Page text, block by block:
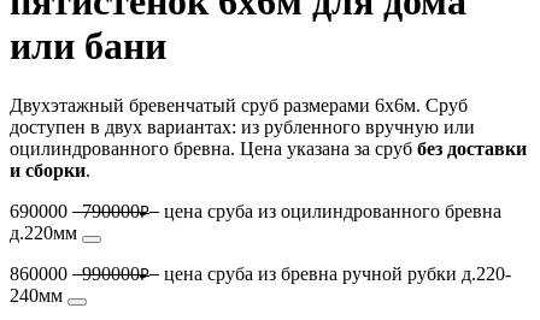
или бани
Двухэтажный бревенчатый сруб размерами 6х6м. Сруб
доступен в двух вариантах: из рубленного вручную или
оцилиндрованного бревна. Цена указана за сруб без доставки
и сборки.
690000 790000₽
цена сруба из оцилиндрованного бревна
д.220мм
860000 990000₽
цена сруба из бревна ручной рубки д.220-
240мм